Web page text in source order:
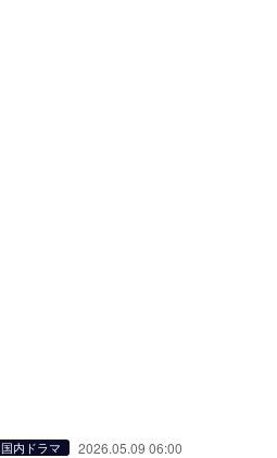
国内ドラマ 2026.05.09 06:00